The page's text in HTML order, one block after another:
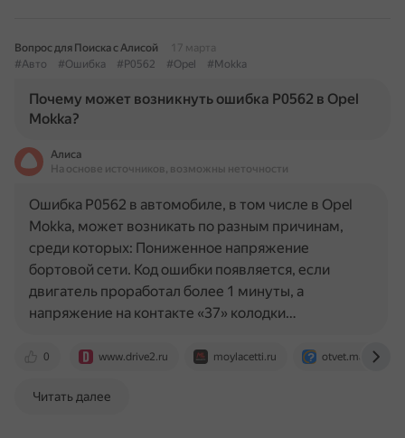
Вопрос для Поиска с Алисой
17 марта
#Авто
#Ошибка #P0562 #Opel #Mokka
Почему может возникнуть ошибка P0562 в Opel
Mokka?
Алиса
На основе источников, возможны неточности
0 www.drive2.ru moylacetti.ru otvet.mail.ru
Ошибка P0562 в автомобиле, в том числе в Opel
Mokka, может возникать по разным причинам,
среди которых: Пониженное напряжение
бортовой сети. Код ошибки появляется, если
двигатель проработал более 1 минуты, а
напряжение на контакте «37» колодки…
Читать далее